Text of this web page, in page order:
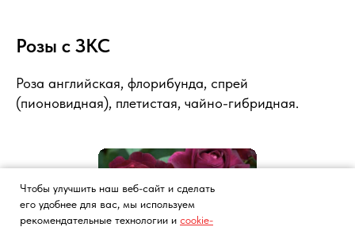
Розы с ЗКС
Роза английская, флорибунда, спрей
(пионовидная), плетистая, чайно-гибридная.
Чтобы улучшить наш веб-сайт и сделать
его удобнее для вас, мы используем
рекомендательные технологии и cookie-